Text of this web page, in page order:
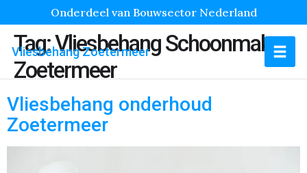
Onderdeel van Bouwsector Nederland
Vliesbehang Zoetermeer
Tag:Vliesbehang Schoonmaken
Zoetermeer
Vliesbehang onderhoud
Zoetermeer